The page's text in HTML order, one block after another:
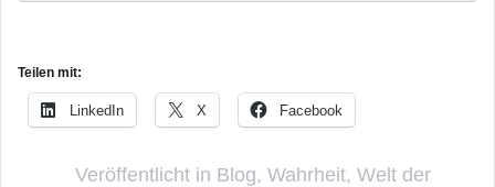
Teilen mit:
LinkedIn X Facebook
Veröffentlicht in Blog, Wahrheit, Welt der